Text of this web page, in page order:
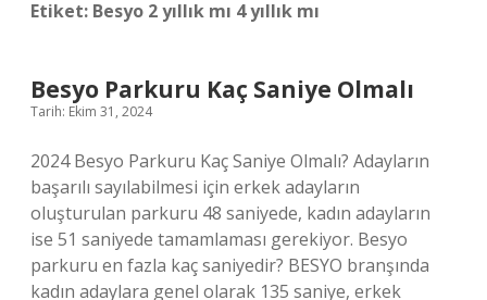
Etiket: Besyo 2 yıllık mı 4 yıllık mı
Besyo Parkuru Kaç Saniye Olmalı
Tarih: Ekim 31, 2024
2024 Besyo Parkuru Kaç Saniye Olmalı? Adayların
başarılı sayılabilmesi için erkek adayların
oluşturulan parkuru 48 saniyede, kadın adayların
ise 51 saniyede tamamlaması gerekiyor. Besyo
parkuru en fazla kaç saniyedir? BESYO branşında
kadın adaylara genel olarak 135 saniye, erkek